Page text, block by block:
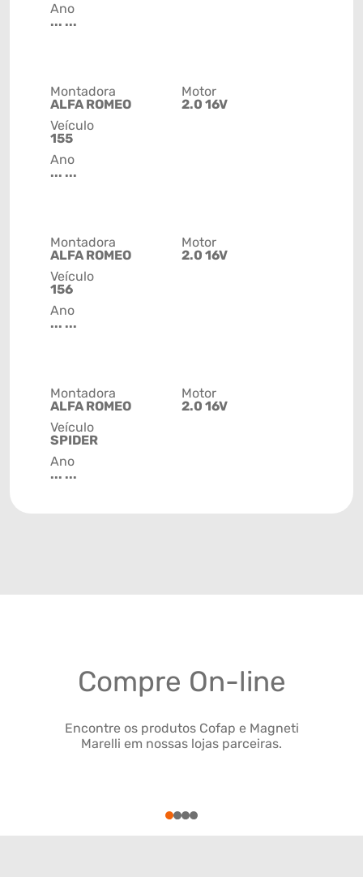
Ano
... ...
Montadora
ALFA ROMEO
Veículo
155
Ano
... ...
Motor
2.0 16V
Montadora
ALFA ROMEO
Veículo
156
Ano
... ...
Motor
2.0 16V
Montadora
ALFA ROMEO
Veículo
SPIDER
Ano
... ...
Motor
2.0 16V
Compre On-line
Encontre os produtos Cofap e Magneti
Marelli em nossas lojas parceiras.
1234